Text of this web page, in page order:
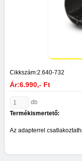
Cikkszám:2.640-732
Ár:6.990,- Ft
db
Termékismertető:
Az adapterrel